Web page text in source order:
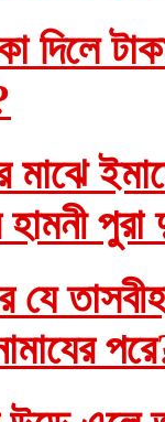
মাঝে
যে